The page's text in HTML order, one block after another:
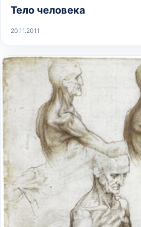
Тело человека
20.11.2011